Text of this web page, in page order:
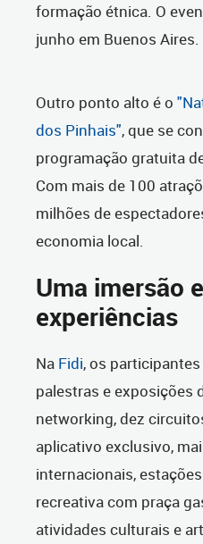
formação étnica. O
junho em Buenos Aires.
Outro ponto alto é o
dos Pinhais", que se
programação gratuita
Com mais de 100
milhões de
economia local.
Uma imersão
experiências
Na Fidi, os
palestras e exposições
networking, dez
aplicativo exclusivo,
internacionais,
recreativa com praça
atividades culturais e